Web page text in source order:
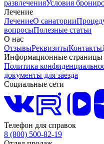
развлеченияУсловия
Лечение
ЛечениеО санатории
вопросыПолезные статьи
О нас
ОтзывыРеквизитыКонтакты
Информационные страницы
Политика
документы для заезда
Социальные сети
Телефон для справок
8 (800) 500-82-19